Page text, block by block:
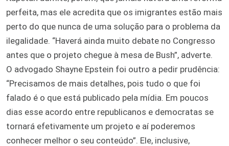
perfeita, mas ele acredita que os imigrantes estão mais
perto do que nunca de uma solução para o problema da
ilegalidade. “Haverá ainda muito debate no Congresso
antes que o projeto chegue à mesa de Bush”, adverte.
O advogado Shayne Epstein foi outro a pedir prudência:
“Precisamos de mais detalhes, pois tudo o que foi
falado é o que está publicado pela mídia. Em poucos
dias esse acordo entre republicanos e democratas se
tornará efetivamente um projeto e aí poderemos
conhecer melhor o seu conteúdo”. Ele, inclusive,